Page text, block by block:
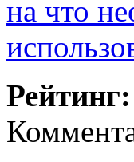
на что
Рейтинг: